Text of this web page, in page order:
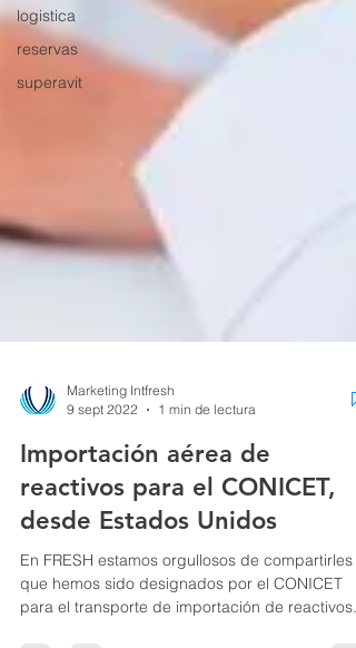
logistica
reservas
superavit
9 sept 2022
1 min de lectura
Importación aérea de
reactivos para el CONICET,
desde Estados Unidos
En FRESH estamos orgullosos de compartirles
que hemos sido designados por el CONICET